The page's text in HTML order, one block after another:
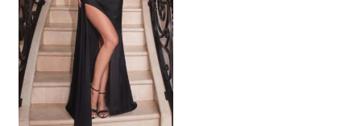
OPCIONES
SE
PUEDEN
ELEGIR
EN
LA